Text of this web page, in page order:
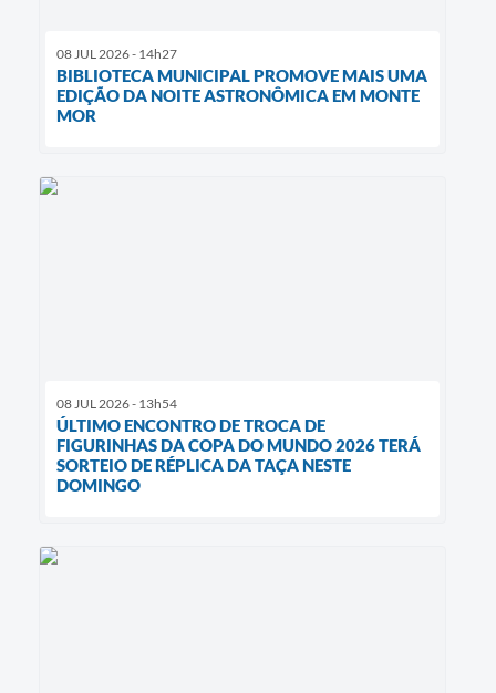
08 JUL 2026 - 14h27
BIBLIOTECA MUNICIPAL PROMOVE MAIS UMA
EDIÇÃO DA NOITE ASTRONÔMICA EM MONTE
MOR
08 JUL 2026 - 13h54
ÚLTIMO ENCONTRO DE TROCA DE
FIGURINHAS DA COPA DO MUNDO 2026 TERÁ
SORTEIO DE RÉPLICA DA TAÇA NESTE
DOMINGO